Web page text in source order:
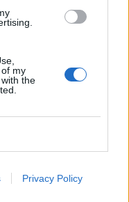
my
the
Privacy Policy